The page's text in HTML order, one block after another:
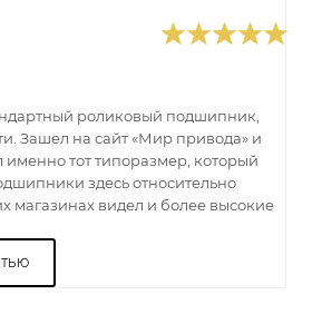
роликовый подшипник,
Зашел на сайт «Мир привода» и
именно тот типоразмер, который
здесь относительно
магазинах видел и более высокие